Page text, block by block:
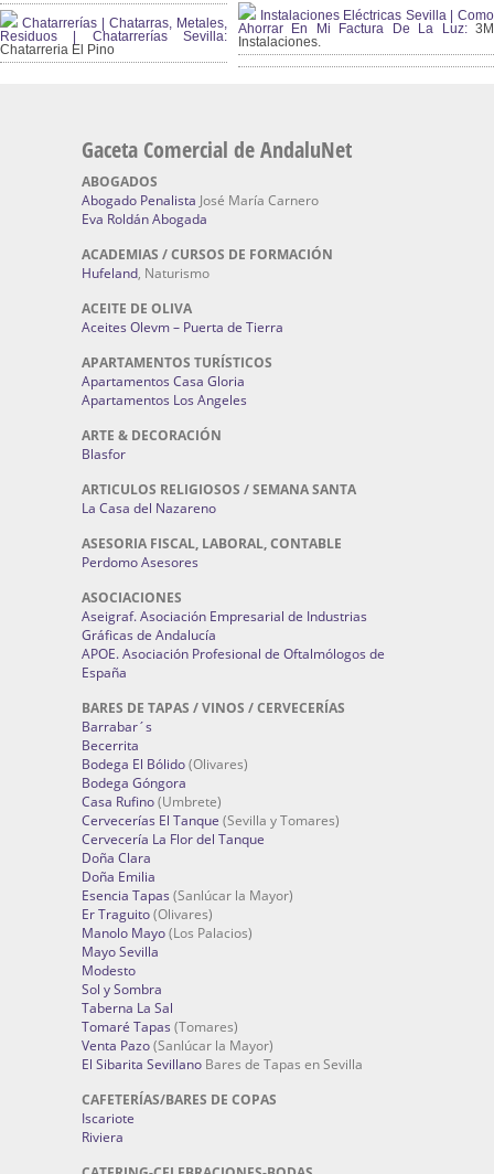
Chatarrerías | Chatarras, Metales,
Residuos | Chatarrerías Sevilla:
Chatarreria El Pino
Instalaciones Eléctricas Sevilla | Como
Ahorrar En Mi Factura De La Luz:3M
Instalaciones.
Gaceta Comercial de AndaluNet
ABOGADOS
Abogado Penalista José María Carnero
Eva Roldán Abogada
ACADEMIAS / CURSOS DE FORMACIÓN
Hufeland, Naturismo
ACEITE DE OLIVA
Aceites Olevm – Puerta de Tierra
APARTAMENTOS TURÍSTICOS
Apartamentos Casa Gloria
Apartamentos Los Angeles
ARTE & DECORACIÓN
Blasfor
ARTICULOS RELIGIOSOS / SEMANA SANTA
La Casa del Nazareno
ASESORIA FISCAL, LABORAL, CONTABLE
Perdomo Asesores
ASOCIACIONES
Aseigraf. Asociación Empresarial de Industrias
Gráficas de Andalucía
APOE. Asociación Profesional de Oftalmólogos de
España
BARES DE TAPAS / VINOS / CERVECERÍAS
Barrabar´s
Becerrita
Bodega El Bólido(Olivares)
Bodega Góngora
Casa Rufino(Umbrete)
Cervecerías El Tanque (Sevilla y Tomares)
Cervecería La Flor del Tanque
Doña Clara
Doña Emilia
Esencia Tapas (Sanlúcar la Mayor)
Er Traguito(Olivares)
Manolo Mayo(Los Palacios)
Mayo Sevilla
Modesto
Sol y Sombra
Taberna La Sal
Tomaré Tapas (Tomares)
Venta Pazo(Sanlúcar la Mayor)
El Sibarita Sevillano Bares de Tapas en Sevilla
CAFETERÍAS/BARES DE COPAS
Iscariote
Riviera